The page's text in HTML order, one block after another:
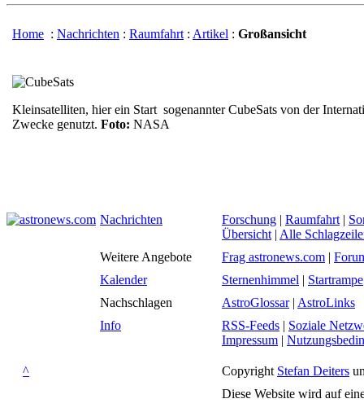
Home : Nachrichten : Raumfahrt : Artikel : Großansicht
Kleinsatelliten, hier ein Start sogenannter CubeSats von der
Zwecke genutzt. Foto: NASA
Nachrichten Forschung | Raumfahrt |
Übersicht | Alle
Weitere Angebote
Frag astronews.com |
Kalender
Sternenhimmel | Startrampe
Nachschlagen
AstroGlossar| AstroLinks
Info
RSS-Feeds | Soziale
Impressum |
^ Copyright Stefan Deiters
Diese Website wird auf